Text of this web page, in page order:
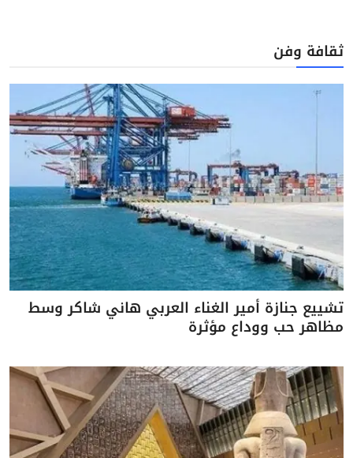
ثقافة وفن
تشييع جنازة أمير الغناء العربي هاني شاكر وسط
مظاهر حب ووداع مؤثرة